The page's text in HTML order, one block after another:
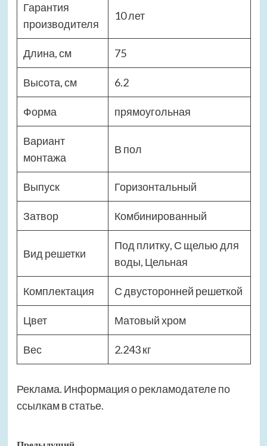
Гарантия
производителя
10 лет
Длина, см 75
Высота, см 6.2
Форма прямоугольная
Вариант
монтажа
В пол
Выпуск Горизонтальный
Затвор Комбинированный
Вид решетки
Под плитку, С щелью для
воды, Цельная
Комплектация С двусторонней решеткой
Цвет Матовый хром
Вес 2.243 кг
Реклама. Информация о рекламодателе по
ссылкам в статье.